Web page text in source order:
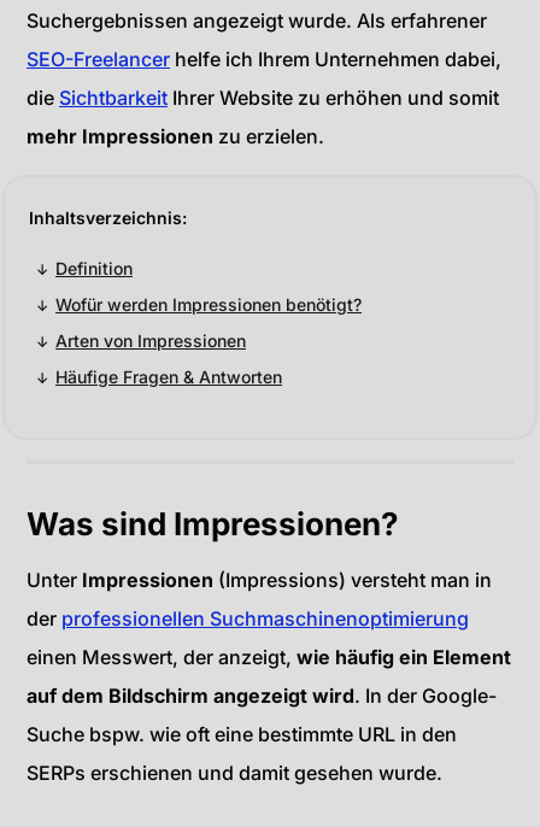
Suchergebnissen angezeigt wurde. Als erfahrener
SEO-Freelancer helfe ich Ihrem Unternehmen dabei,
die Sichtbarkeit Ihrer Website zu erhöhen und somit
mehr Impressionen zu erzielen.
Definition
Wofür werden Impressionen benötigt?
Arten von Impressionen
Häufige Fragen & Antworten
Was sind Impressionen?
Unter Impressionen (Impressions) versteht man in
der professionellen Suchmaschinenoptimierung
einen Messwert, der anzeigt, wie häufig ein Element
auf dem Bildschirm angezeigt wird. In der Google-
Suche bspw. wie oft eine bestimmte URL in den
SERPs erschienen und damit gesehen wurde.